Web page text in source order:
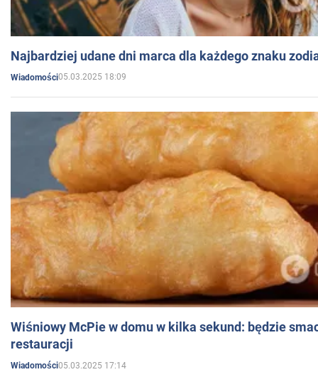
Najbardziej udane dni marca dla każdego znaku
Wiadomości05.03.2025 18:09
Wiśniowy McPie w domu w kilka sekund: będzie
restauracji
Wiadomości05.03.2025 17:14